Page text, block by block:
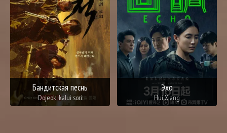
Бандитская песнь
Dojeok: kalui sori
Эхо
Hui Xiang